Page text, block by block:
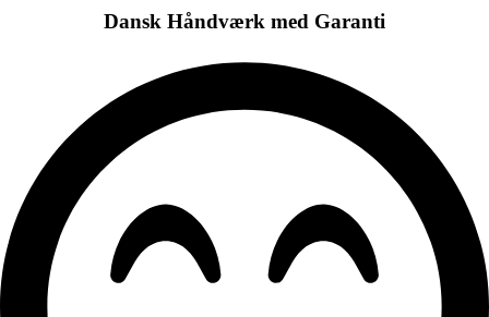
Dansk Håndværk med Garanti